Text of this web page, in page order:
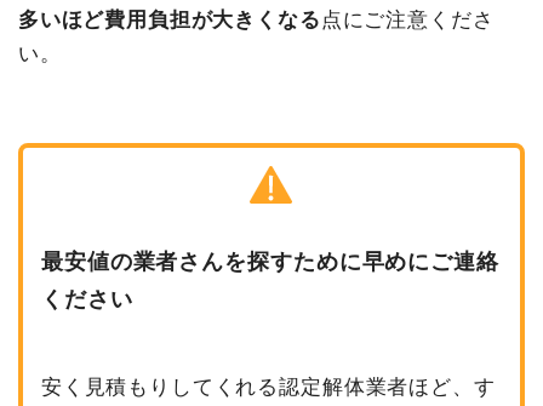
多いほど費用負担が大きくなる 点にご注意くださ
い。
最安値の業者さんを探すために早めにご連絡
ください
安く見積もりしてくれる認定解体業者ほど、す